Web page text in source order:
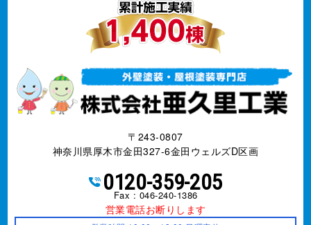
〒243-0807
神奈川県厚木市金田327-6金田ウェルズD区画
0120-359-205
Fax : 046-240-1386
営業電話お断りします
神奈川県知事許可 第085146号
事業内容